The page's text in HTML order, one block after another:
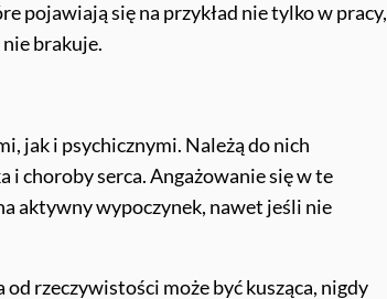
pojawiają się na przykład nie tylko w pracy,
brakuje.
jak i psychicznymi. Należą do nich
i choroby serca. Angażowanie się w te
aktywny wypoczynek, nawet jeśli nie
rzeczywistości może być kusząca, nigdy